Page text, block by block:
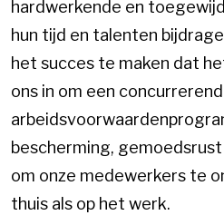
hardwerkende en
hun tijd en talenten
het succes te maken dat
ons in om een
bescherming,
om onze medewerkers te
thuis als op het werk.